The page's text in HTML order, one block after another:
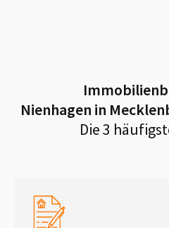
Nienhagen in
Die 3